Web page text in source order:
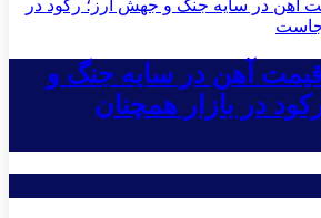
آهن در سایه جنگ و
در بازار همچنان